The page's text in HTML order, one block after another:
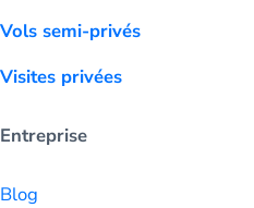
Vols semi-privés
Visites privées
Entreprise
Blog